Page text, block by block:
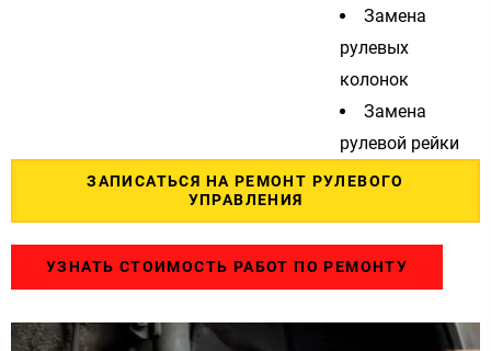
Замена
рулевых
колонок
Замена
рулевой рейки
ЗАПИСАТЬСЯ НА РЕМОНТ РУЛЕВОГО
УПРАВЛЕНИЯ
УЗНАТЬ СТОИМОСТЬ РАБОТ ПО РЕМОНТУ